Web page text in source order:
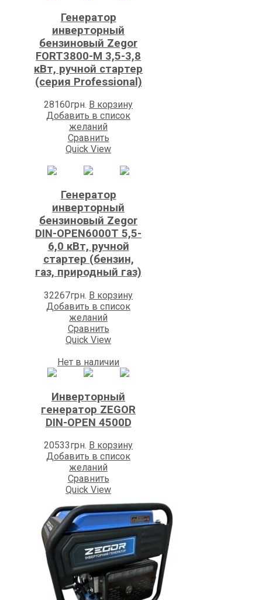
Генератор
инверторный
бензиновый Zegor
FORT3800-M 3,5-3,8
кВт, ручной стартер
(серия Professional)
28160грн. В корзину
Добавить в список
желаний
Сравнить
Quick View
Генератор
инверторный
бензиновый Zegor
DIN-OPEN6000T 5,5-
6,0 кВт, ручной
стартер (бензин,
газ, природный газ)
32267грн. В корзину
Добавить в список
желаний
Сравнить
Quick View
Нет в наличии
Инверторный
генератор ZEGOR
DIN-OPEN 4500D
20533грн. В корзину
Добавить в список
желаний
Сравнить
Quick View